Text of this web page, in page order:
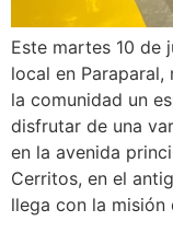
Este martes 10 de
local en
la comunidad un
disfrutar de una
en la avenida
Cerritos, en el
llega con la